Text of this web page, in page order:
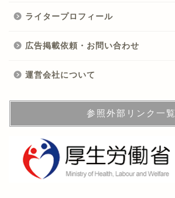
ライタープロフィール
広告掲載依頼・お問い合わせ
運営会社について
参照外部リンク一覧